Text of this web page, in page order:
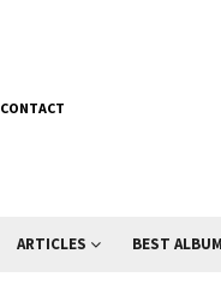
CONTACT
ARTICLES BEST